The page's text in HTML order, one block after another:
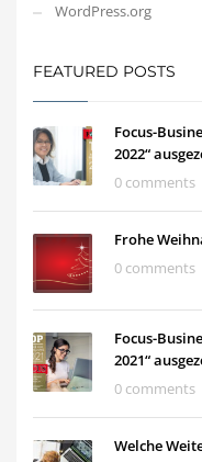
WordPress.org
FEATURED POSTS
Focus-
2022“
0 comments
Frohe
0 comments
Focus-
2021“
0 comments
Welche